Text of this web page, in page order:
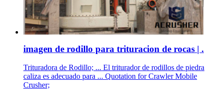
imagen de rodillo para trituracion de rocas | .
Trituradora de Rodillo; ... El triturador de rodillos de piedra
caliza es adecuado para ... Quotation for Crawler Mobile
Crusher;